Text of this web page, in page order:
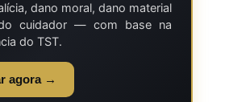
dano moral, dano material
cuidador — com base na
do TST.
agora →